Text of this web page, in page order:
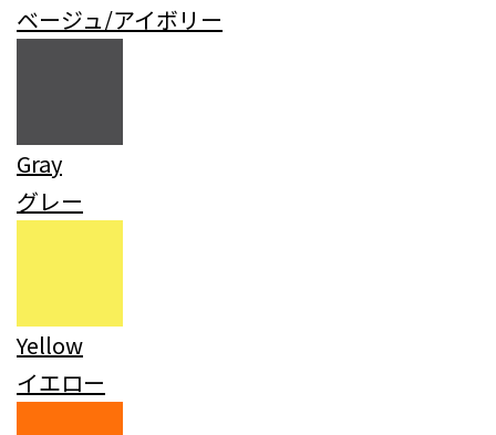
ベージュ/アイボリー
Gray
グレー
Yellow
イエロー